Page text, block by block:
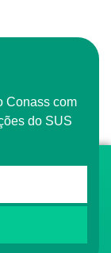
Conass com
do SUS